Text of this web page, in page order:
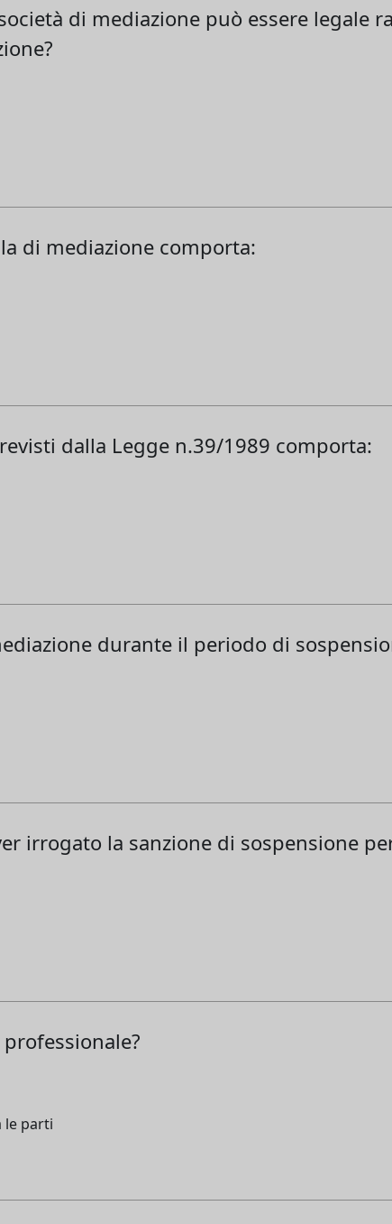
di mediazione può essere legale
di mediazione comporta:
dalla Legge n.39/1989 comporta:
durante il periodo di
irrogato la sanzione di sospensione
le parti